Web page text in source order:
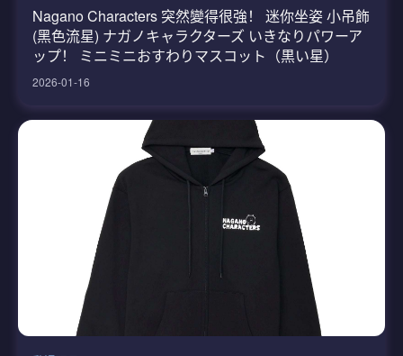
Nagano Characters 突然變得很強！ 迷你坐姿 小吊飾
(黑色流星) ナガノキャラクターズ いきなりパワーア
ップ！ ミニミニおすわりマスコット（黒い星）
2026-01-16